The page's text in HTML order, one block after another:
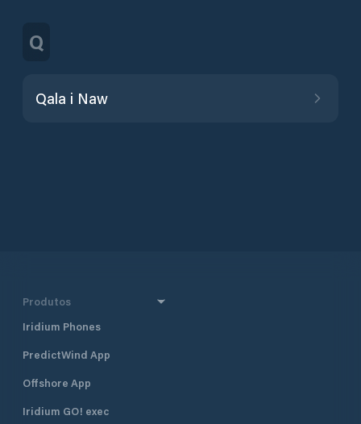
Q
Qala i Naw
Produtos
Iridium Phones
PredictWind App
Offshore App
Iridium GO! exec